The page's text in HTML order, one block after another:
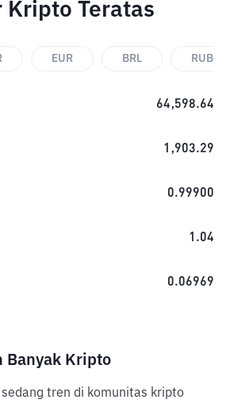
Kripto Teratas
EUR BRL RUB
64,598.64
1,903.29
0.99900
1.04
0.06969
Banyak Kripto
tren di komunitas kripto